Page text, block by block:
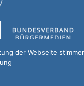
der Webseite